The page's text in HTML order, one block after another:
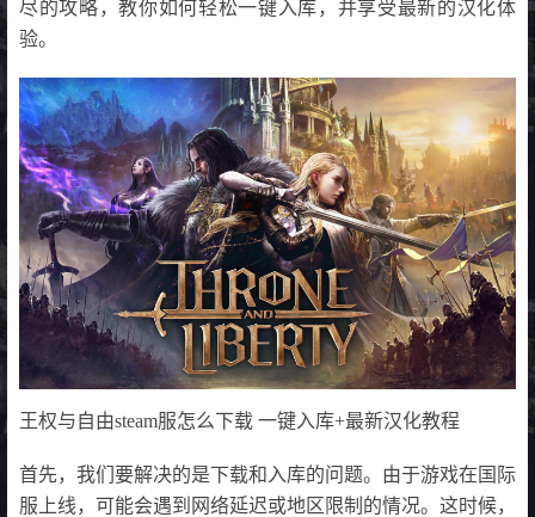
尽的攻略，教你如何轻松一键入库，并享受最新的汉化体
验。
王权与自由steam服怎么下载 一键入库+最新汉化教程
首先，我们要解决的是下载和入库的问题。由于游戏在国际
服上线，可能会遇到网络延迟或地区限制的情况。这时候，